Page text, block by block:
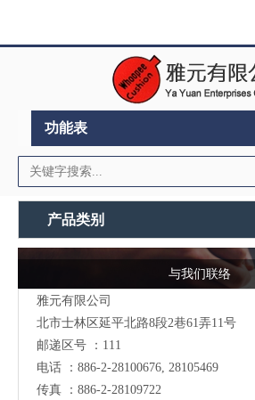
功能表
产品类别
与我们联络
雅元有限公司
北市士林区延平北路8段2巷61弄11号
邮递区号 ：111
电话 ：886-2-28100676, 28105469
传真 ：886-2-28109722